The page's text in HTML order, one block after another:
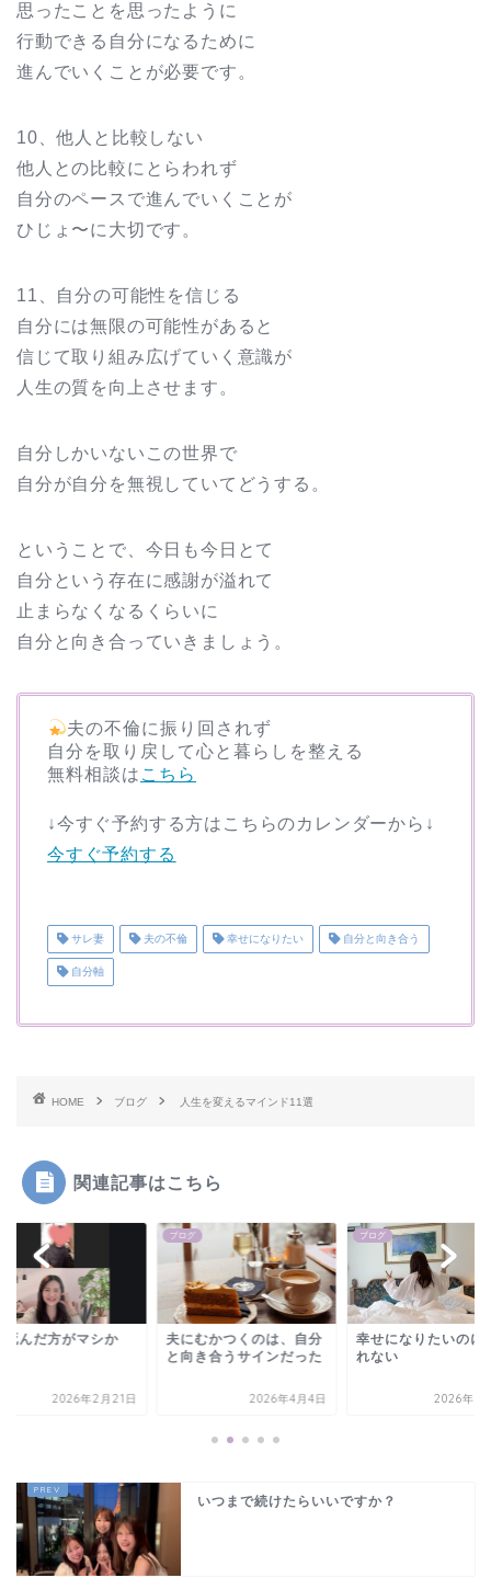
思ったことを思ったように
行動できる自分になるために
進んでいくことが必要です。
10、他人と比較しない
他人との比較にとらわれず
自分のペースで進んでいくことが
ひじょ〜に大切です。
11、自分の可能性を信じる
自分には無限の可能性があると
信じて取り組み広げていく意識が
人生の質を向上させます。
自分しかいないこの世界で
自分が自分を無視していてどうする。
ということで、今日も今日とて
自分という存在に感謝が溢れて
止まらなくなるくらいに
自分と向き合っていきましょう。
夫の不倫に振り回されず
自分を取り戻して心と暮らしを整える
無料相談は こちら
↓今すぐ予約する方はこちらのカレンダーから↓
今すぐ予約する
サレ妻 夫の不倫 幸せになりたい 自分と向き合う
自分軸
HOME ブログ 人生を変えるマインド11選
関連記事はこちら
死んだ方がマシか
2026年2月21日
ブログ
夫にむかつくのは、自分
と向き合うサインだった
2026年4月4日
ブログ
幸せになりたいのに
れない
2026年7
いつまで続けたらいいですか？